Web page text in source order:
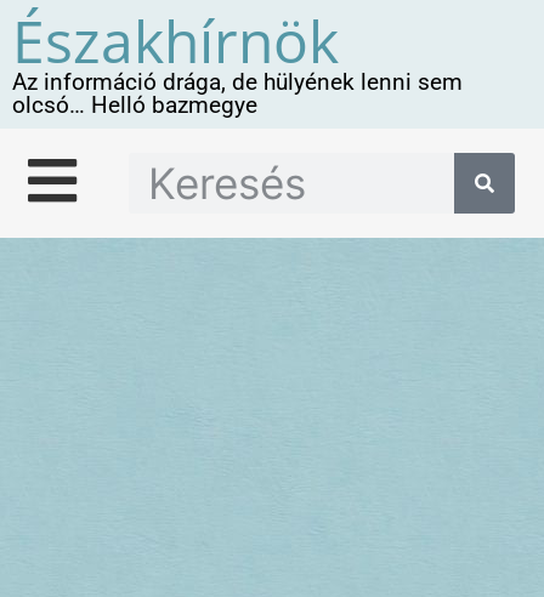
Északhírnök
Az információ drága, de hülyének lenni sem
olcsó… Helló bazmegye